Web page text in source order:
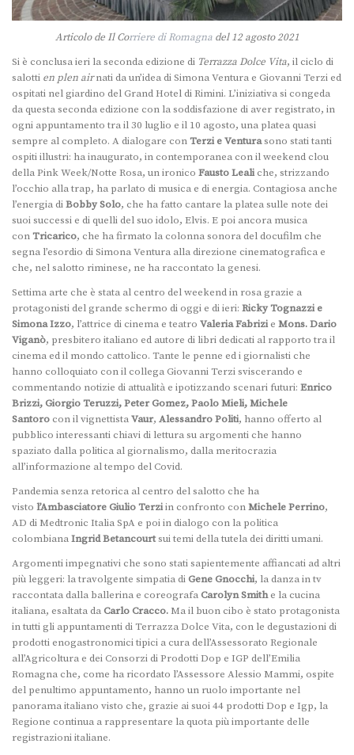
Articolo de Il Corriere di Romagnadel 12 agosto 2021
Si è conclusa ieri la seconda edizione di Terrazza Dolce Vita, il ciclo di
salotti en plen airnati da un’idea di Simona Ventura e Giovanni Terzi ed
ospitati nel giardino del Grand Hotel di Rimini. L’iniziativa si congeda
da questa seconda edizione con la soddisfazione di aver registrato, in
ogni appuntamento tra il 30 luglio e il 10 agosto, una platea quasi
sempre al completo. A dialogare conTerzi e Venturasono stati tanti
ospiti illustri: ha inaugurato, in contemporanea con il weekend clou
della Pink Week/Notte Rosa, un ironico Fausto Leali che, strizzando
l’occhio alla trap, ha parlato di musica e di energia. Contagiosa anche
l’energia diBobby Solo, che ha fatto cantare la platea sulle note dei
suoi successi e di quelli del suo idolo, Elvis. E poi ancora musica
conTricarico, che ha firmato la colonna sonora del docufilm che
segna l’esordio di Simona Ventura alla direzione cinematografica e
che, nel salotto riminese, ne ha raccontato la genesi.
Settima arte che è stata al centro del weekend in rosa grazie a
protagonisti del grande schermo di oggi e di ieri: Ricky Tognazzi e
Simona Izzo, l’attrice di cinema e teatro Valeria Fabrizi e Mons. Dario
Viganò, presbitero italiano ed autore di libri dedicati al rapporto tra il
cinema ed il mondo cattolico. Tante le penne ed i giornalisti che
hanno colloquiato con il collega Giovanni Terzi sviscerando e
commentando notizie di attualità e ipotizzando scenari futuri: Enrico
Brizzi, Giorgio Teruzzi, Peter Gomez, Paolo Mieli, Michele
Santoro con il vignettistaVaur, Alessandro Politi, hanno offerto al
pubblico interessanti chiavi di lettura su argomenti che hanno
spaziato dalla politica al giornalismo, dalla meritocrazia
all’informazione al tempo del Covid.
Pandemia senza retorica al centro del salotto che ha
visto l’Ambasciatore Giulio Terziin confronto conMichele Perrino,
AD di Medtronic Italia SpA e poi in dialogo con la politica
colombianaIngrid Betancourtsui temi della tutela dei diritti umani.
Argomenti impegnativi che sono stati sapientemente affiancati ad altri
più leggeri: la travolgente simpatia di Gene Gnocchi, la danza in tv
raccontata dalla ballerina e coreografaCarolyn Smithe la cucina
italiana, esaltata daCarlo Cracco.Ma il buon cibo è stato protagonista
in tutti gli appuntamenti di Terrazza Dolce Vita, con le degustazioni di
prodotti enogastronomici tipici a cura dell’Assessorato Regionale
all’Agricoltura e dei Consorzi di Prodotti Dop e IGP dell’Emilia
Romagna che, come ha ricordato l’Assessore Alessio Mammi, ospite
del penultimo appuntamento, hanno un ruolo importante nel
panorama italiano visto che, grazie ai suoi 44 prodotti Dop e Igp, la
Regione continua a rappresentare la quota più importante delle
registrazioni italiane.